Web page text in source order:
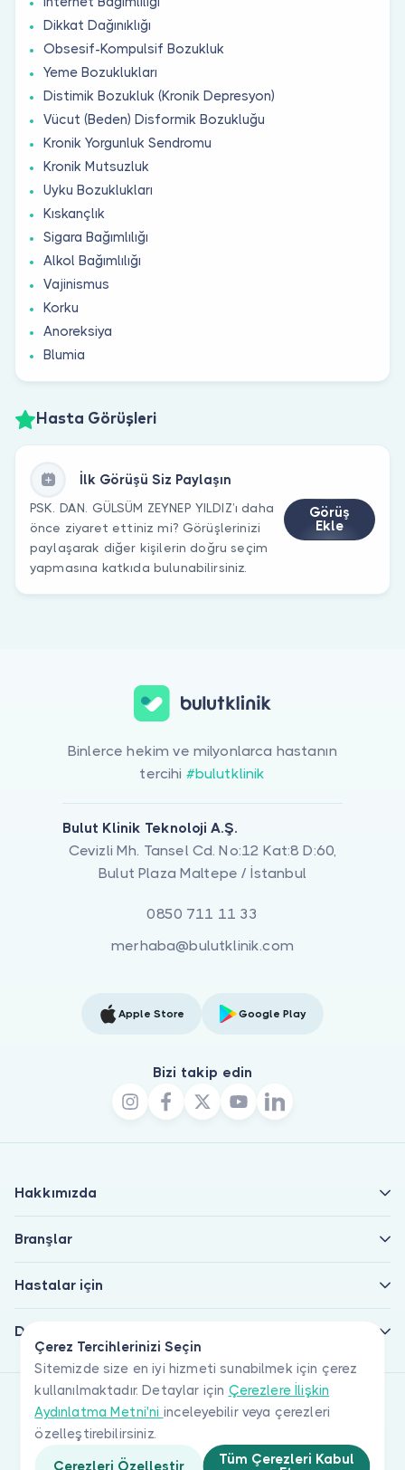
Dikkat Dağınıklığı
Obsesif-Kompulsif Bozukluk
Yeme Bozuklukları
Distimik Bozukluk (Kronik Depresyon)
Vücut (Beden) Disformik Bozukluğu
Kronik Yorgunluk Sendromu
Kronik Mutsuzluk
Uyku Bozuklukları
Kıskançlık
Sigara Bağımlılığı
Alkol Bağımlılığı
Vajinismus
Korku
Anoreksiya
Blumia
Hasta Görüşleri
İlk Görüşü Siz Paylaşın
PSK. DAN. GÜLSÜM ZEYNEP YILDIZ’ı daha
önce ziyaret ettiniz mi? Görüşlerinizi
paylaşarak diğer kişilerin doğru seçim
yapmasına katkıda bulunabilirsiniz.
Görüş
Ekle
Çerez Tercihlerinizi Seçin
Sitemizde size en iyi hizmeti sunabilmek için çerez
kullanılmaktadır. Detaylar için Çerezlere İlişkin
Aydınlatma Metni'ni inceleyebilir veya çerezleri
özelleştirebilirsiniz.
Çerezleri Özelleştir
Tüm Çerezleri Kabul
Binlerce hekim ve milyonlarca hastanın
tercihi #bulutklinik
Bulut Klinik Teknoloji A.Ş.
Cevizli Mh. Tansel Cd. No:12 Kat:8 D:60,
Bulut Plaza Maltepe / İstanbul
0850 711 11 33
merhaba@bulutklinik.com
Apple Store Google Play
Bizi takip edin
Hakkımızda
Branşlar
Hastalar için
Doktorlar için